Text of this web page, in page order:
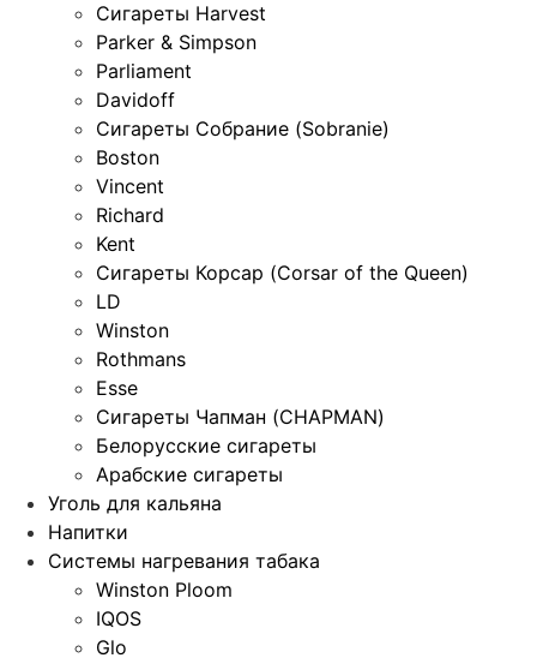
Сигареты Harvest
Parker & Simpson
Parliament
Davidoff
Сигареты Собрание (Sobranie)
Boston
Vincent
Richard
Kent
Сигареты Корсар (Corsar of the Queen)
LD
Winston
Rothmans
Esse
Сигареты Чапман (CHAPMAN)
Белорусские сигареты
Арабские сигареты
Уголь для кальяна
Напитки
Системы нагревания табака
Winston Ploom
IQOS
Glo